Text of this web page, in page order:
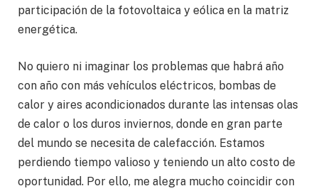
participación de la fotovoltaica y eólica en la matriz
energética.
No quiero ni imaginar los problemas que habrá año
con año con más vehículos eléctricos, bombas de
calor y aires acondicionados durante las intensas olas
de calor o los duros inviernos, donde en gran parte
del mundo se necesita de calefacción. Estamos
perdiendo tiempo valioso y teniendo un alto costo de
oportunidad. Por ello, me alegra mucho coincidir con